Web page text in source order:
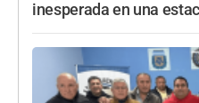
inesperada en una